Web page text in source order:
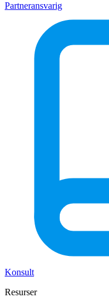
Partneransvarig
Konsult
Resurser